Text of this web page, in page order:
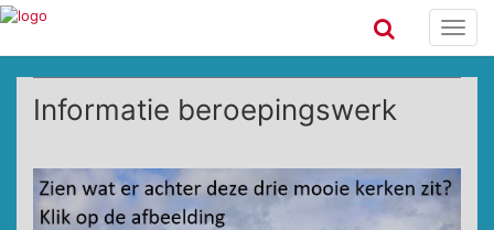
Informatie beroepingswerk